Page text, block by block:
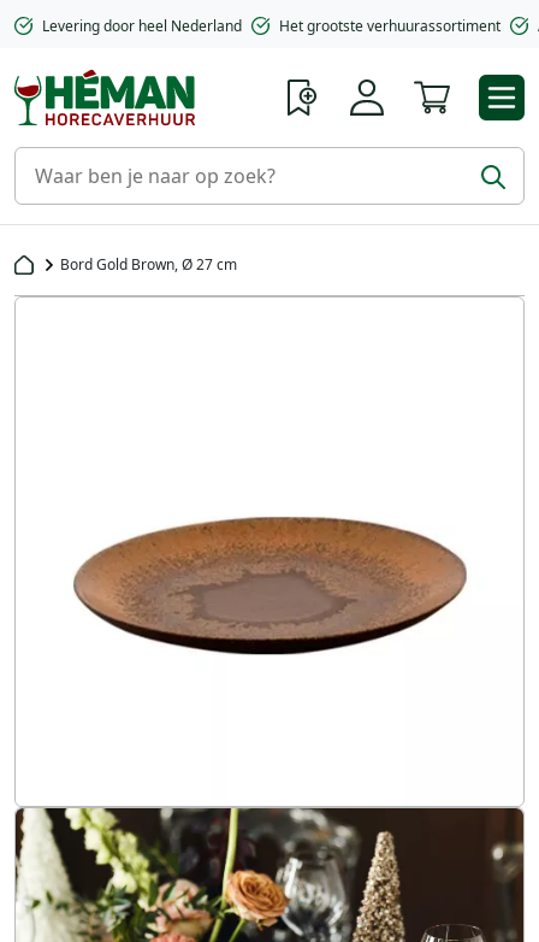
Levering door heel Nederland Het grootste verhuurassortiment
Bord Gold Brown, Ø 27 cm